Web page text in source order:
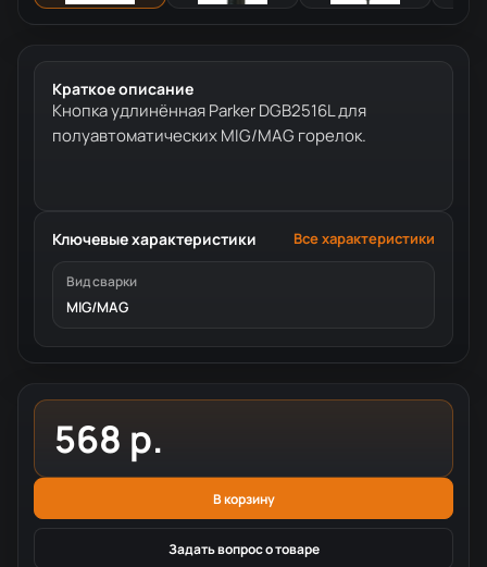
Краткое описание
Кнопка удлинённая Parker DGB2516L для
полуавтоматических MIG/MAG горелок.
Ключевые характеристики Все характеристики
Вид сварки
MIG/MAG
568 р.
В корзину
Задать вопрос о товаре